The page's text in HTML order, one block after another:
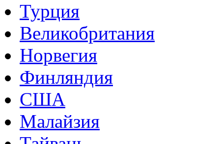
Турция
Великобритания
Норвегия
Финляндия
США
Малайзия